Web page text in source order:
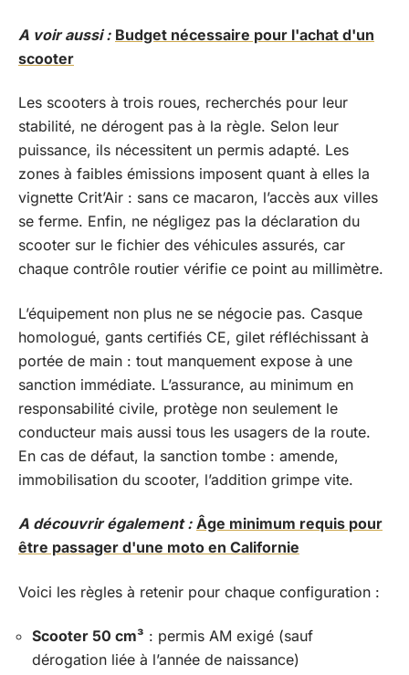
A voir aussi : Budget nécessaire pour l'achat d'un
scooter
Les scooters à trois roues, recherchés pour leur
stabilité, ne dérogent pas à la règle. Selon leur
puissance, ils nécessitent un permis adapté. Les
zones à faibles émissions imposent quant à elles la
vignette Crit’Air : sans ce macaron, l’accès aux villes
se ferme. Enfin, ne négligez pas la déclaration du
scooter sur le fichier des véhicules assurés, car
chaque contrôle routier vérifie ce point au millimètre.
L’équipement non plus ne se négocie pas. Casque
homologué, gants certifiés CE, gilet réfléchissant à
portée de main : tout manquement expose à une
sanction immédiate. L’assurance, au minimum en
responsabilité civile, protège non seulement le
conducteur mais aussi tous les usagers de la route.
En cas de défaut, la sanction tombe : amende,
immobilisation du scooter, l’addition grimpe vite.
A découvrir également : Âge minimum requis pour
être passager d'une moto en Californie
Voici les règles à retenir pour chaque configuration :
Scooter 50 cm³ : permis AM exigé (sauf
dérogation liée à l’année de naissance)